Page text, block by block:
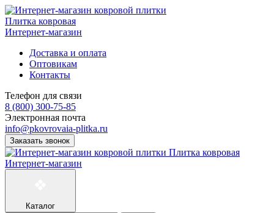
Плитка ковровая
Интернет-магазин
Доставка и оплата
Оптовикам
Контакты
Телефон для связи
8 (800) 300-75-85
Электронная почта
info@pkovrovaia-plitka.ru
Заказать звонок
Плитка ковровая
Интернет-магазин
Каталог